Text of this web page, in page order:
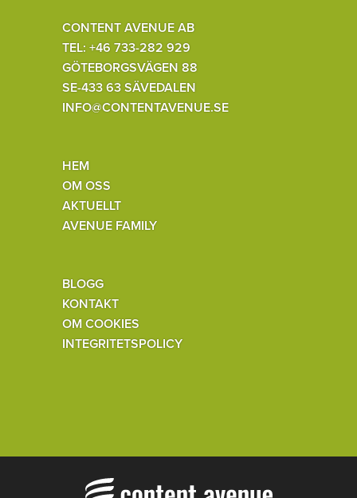
CONTENT AVENUE AB
TEL: +46 733-282 929
GÖTEBORGSVÄGEN 88
SE-433 63 SÄVEDALEN
INFO@CONTENTAVENUE.SE
HEM
OM OSS
AKTUELLT
AVENUE FAMILY
BLOGG
KONTAKT
OM COOKIES
INTEGRITETSPOLICY